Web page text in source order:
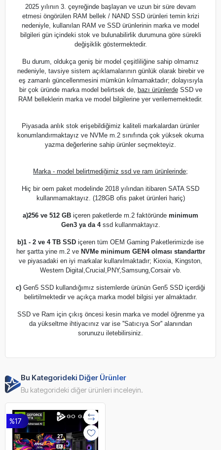
2025 yılının 3. çeyreğinde başlayan ve uzun bir süre devam
etmesi öngörülen RAM bellek / NAND SSD ürünleri temin krizi
nedeniyle, kullanılan RAM ve SSD ürünlerinin marka ve model
bilgileri gün içindeki stok ve bulunabilirlik durumuna göre sürekli
değişiklik göstermektedir.
Bu durum, oldukça geniş bir model çeşitliliğine sahip olmamız
nedeniyle, tavsiye sistem açıklamalarının günlük olarak birebir ve
eş zamanlı güncellenmesini mümkün kılmamaktadır; dolayısıyla
bir çok üründe marka model belirtsek de, bazı ürünlerdeSSD ve
RAM belleklerin marka ve model bilgilerine yer verilememektedir.
Piyasada anlık stok erişebildiğimiz kaliteli markalardan ürünler
konumlandırmaktayız ve NVMe m.2 sınıfında çok yüksek okuma
yazma değerlerine sahip ürünler seçmekteyiz.
Marka - model belirtmediğimiz ssd ve ram ürünlerinde;
Hiç bir oem paket modelinde 2018 yılından itibaren SATA SSD
kullanmamaktayız. (128GB ofis paket ürünleri hariç)
a)256 ve 512 GB içeren paketlerde m.2 faktöründe minimum
Gen3 ya da 4ssd kullanmaktayız.
b)1 - 2 ve 4 TB SSD içeren tüm OEM Gaming Paketlerimizde ise
her şartta yine m.2 ve NVMe minimum GEN4 olması standarttır
ve piyasadaki en iyi markalar kullanılmaktadır; Kioxia, Kingston,
Western Digital,Crucial,PNY,Samsung,Corsair vb.
c) Gen5 SSD kullandığımız sistemlerde ürünün Gen5 SSD içerdiği
belirtilmektedir ve açıkça marka model bilgisi yer almaktadır.
SSD ve Ram için çıkış öncesi kesin marka ve model öğrenme ya
da yükseltme ihtiyacınız var ise ''Satıcıya Sor'' alanından
sorunuzu iletebilirsiniz.
Bu Kategorideki Diğer Ürünler
Bu kategorideki diğer ürünleri inceleyin.
%17